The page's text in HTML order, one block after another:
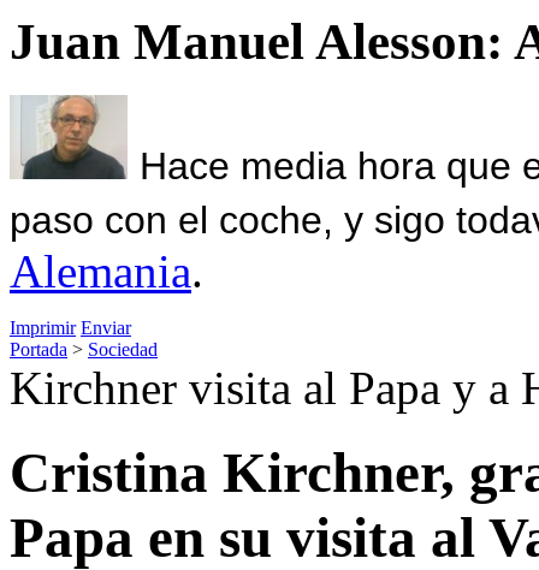
Juan Manuel Alesson:
Hace media hora que
paso con el coche, y sigo
Alemania.
Imprimir Enviar
Portada > Sociedad
Kirchner visita al Papa y a
Cristina Kirchner,
Papa en su visita al